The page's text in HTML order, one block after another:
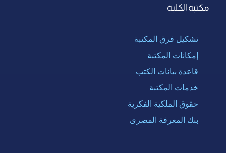
مكتبة الكلية
تشكيل فرق المكتبة
إمكانات المكتبة
قاعدة بيانات الكتب
خدمات المكتبة
حقوق الملكية الفكرية
بنك المعرفة المصرى